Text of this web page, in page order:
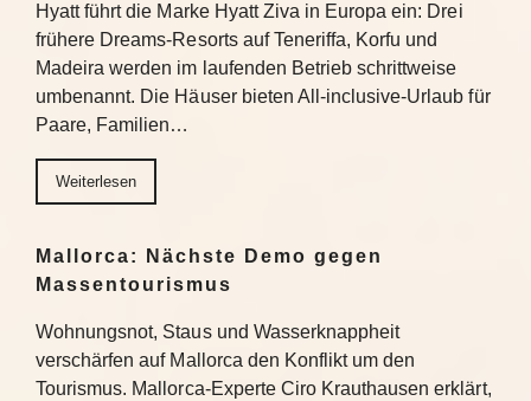
Hyatt führt die Marke Hyatt Ziva in Europa ein: Drei
frühere Dreams-Resorts auf Teneriffa, Korfu und
Madeira werden im laufenden Betrieb schrittweise
umbenannt. Die Häuser bieten All-inclusive-Urlaub für
Paare, Familien…
Weiterlesen
Mallorca: Nächste Demo gegen
Massentourismus
Wohnungsnot, Staus und Wasserknappheit
verschärfen auf Mallorca den Konflikt um den
Tourismus. Mallorca-Experte Ciro Krauthausen erklärt,